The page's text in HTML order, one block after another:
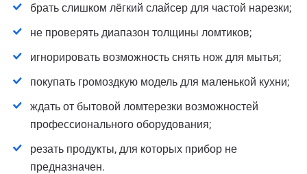
брать слишком лёгкий слайсер для частой нарезки;
не проверять диапазон толщины ломтиков;
игнорировать возможность снять нож для мытья;
покупать громоздкую модель для маленькой кухни;
ждать от бытовой ломтерезки возможностей
профессионального оборудования;
резать продукты, для которых прибор не
предназначен.